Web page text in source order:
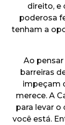
direito, e
poderosa
tenham a
Ao
barreiras
impeçam
merece. A
para levar o
você está.